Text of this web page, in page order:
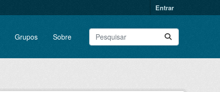
Entrar
Grupos Sobre